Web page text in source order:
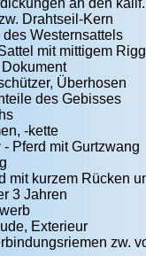
an den
Drahtseil-Kern
Westernsattels
mit mittigem
Überhosen
des Gebisses
-kette
- Pferd mit Gurtzwang
mit kurzem Rücken
3 Jahren
Exterieur
zw.